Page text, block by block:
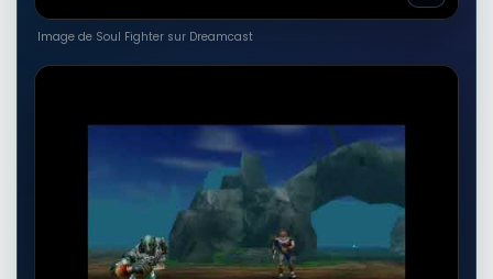
🎮
Family, and the Fight for a
Community's Soul
Voir sur Rakuten →
🎮
RÉSULTAT RAKUTEN À VÉRIFIER
Kingdom of God or Kingdom of
Men?: Christian Nationalism,
Project 2025, and the Fight for
Americas Soul
Autres produits liés
Image de Soul Fighter sur Dreamcast